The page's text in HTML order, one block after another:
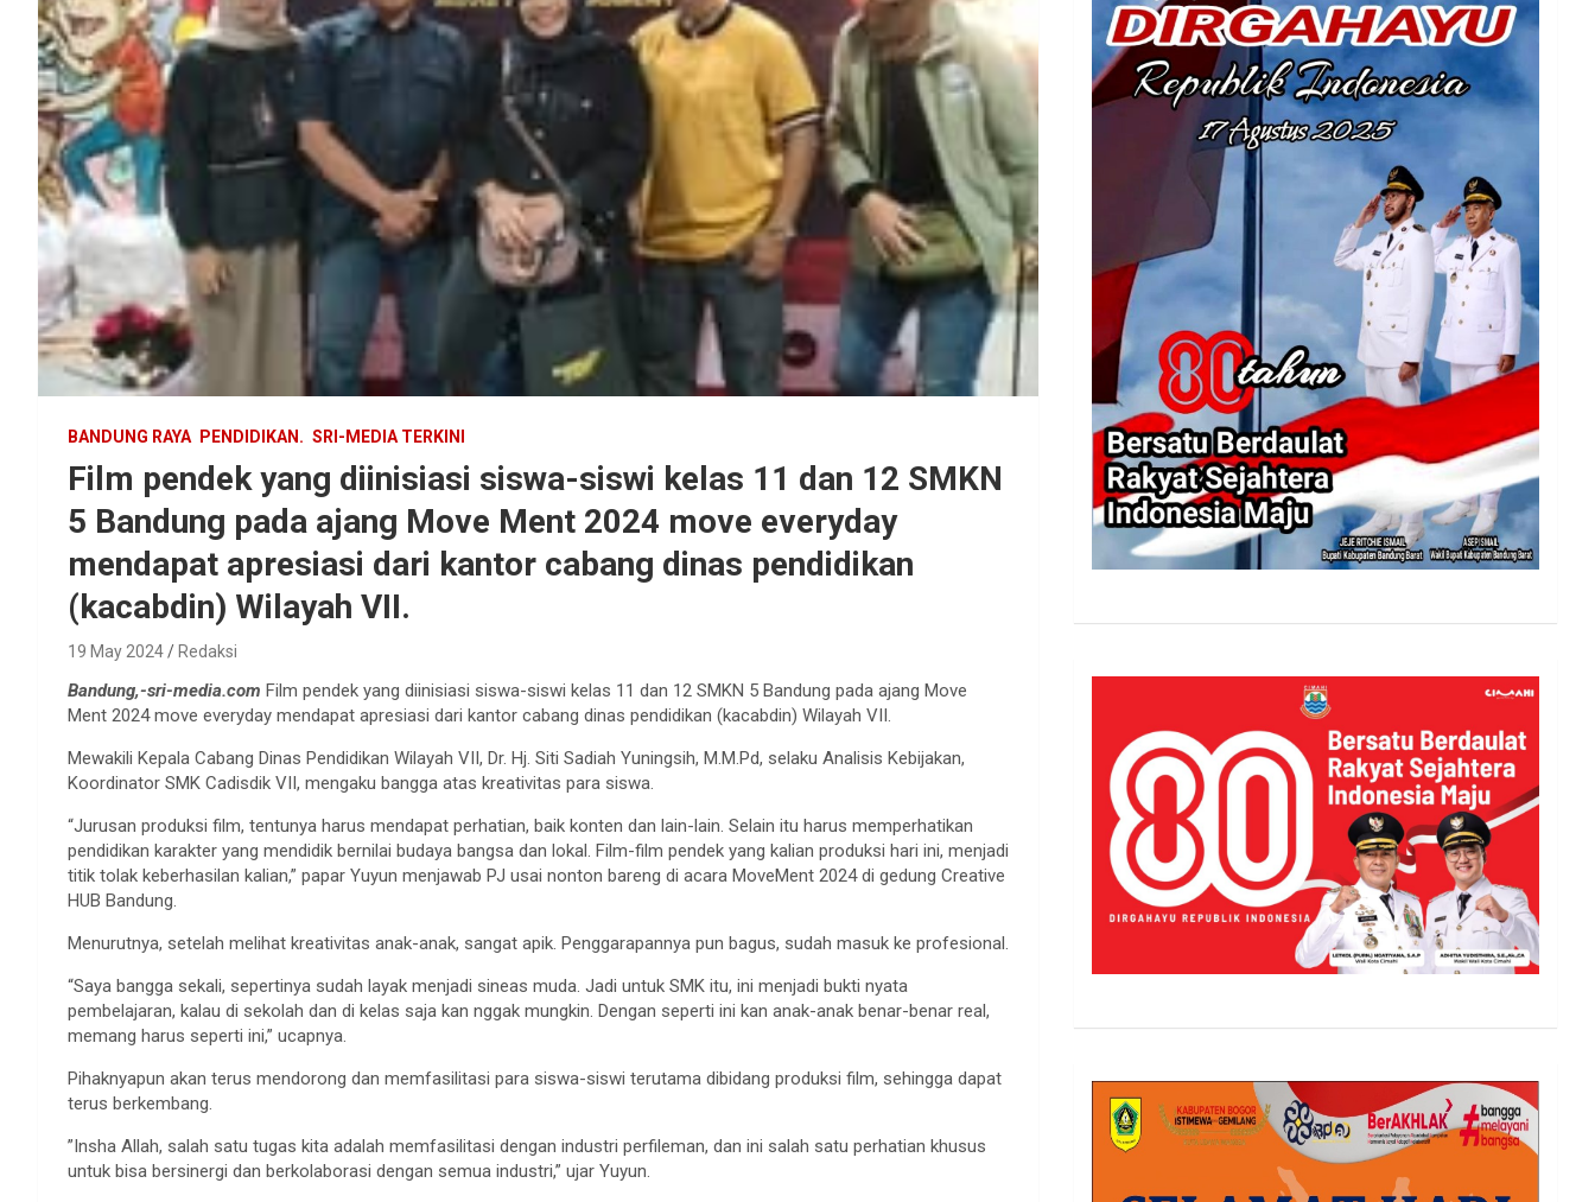
BANDUNG RAYA PENDIDIKAN. SRI-MEDIA TERKINI
Film pendek yang diinisiasi siswa-siswi kelas 11 dan 12 SMKN
5 Bandung pada ajang Move Ment 2024 move everyday
mendapat apresiasi dari kantor cabang dinas pendidikan
(kacabdin) Wilayah VII.
19 May 2024 Redaksi
Bandung,-sri-media.com Film pendek yang diinisiasi siswa-siswi kelas 11 dan 12 SMKN 5 Bandung pada ajang Move
Ment 2024 move everyday mendapat apresiasi dari kantor cabang dinas pendidikan (kacabdin) Wilayah VII.
Mewakili Kepala Cabang Dinas Pendidikan Wilayah VII, Dr. Hj. Siti Sadiah Yuningsih, M.M.Pd, selaku Analisis Kebijakan,
Koordinator SMK Cadisdik VII, mengaku bangga atas kreativitas para siswa.
“Jurusan produksi film, tentunya harus mendapat perhatian, baik konten dan lain-lain. Selain itu harus memperhatikan
pendidikan karakter yang mendidik bernilai budaya bangsa dan lokal. Film-film pendek yang kalian produksi hari ini, menjadi
titik tolak keberhasilan kalian,” papar Yuyun menjawab PJ usai nonton bareng di acara MoveMent 2024 di gedung Creative
HUB Bandung.
Menurutnya, setelah melihat kreativitas anak-anak, sangat apik. Penggarapannya pun bagus, sudah masuk ke profesional.
“Saya bangga sekali, sepertinya sudah layak menjadi sineas muda. Jadi untuk SMK itu, ini menjadi bukti nyata
pembelajaran, kalau di sekolah dan di kelas saja kan nggak mungkin. Dengan seperti ini kan anak-anak benar-benar real,
memang harus seperti ini,” ucapnya.
Pihaknyapun akan terus mendorong dan memfasilitasi para siswa-siswi terutama dibidang produksi film, sehingga dapat
terus berkembang.
”Insha Allah, salah satu tugas kita adalah memfasilitasi dengan industri perfileman, dan ini salah satu perhatian khusus
untuk bisa bersinergi dan berkolaborasi dengan semua industri,” ujar Yuyun.